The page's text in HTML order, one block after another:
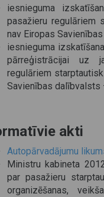
iesnieguma
pasažieru regulāriem
nav Eiropas
iesnieguma
pārreģistrācijai uz
regulāriem
Savienības dalībvalsts
akti
Autopārvadājumu
Ministru kabineta
par pasažieru
organizēšanas,